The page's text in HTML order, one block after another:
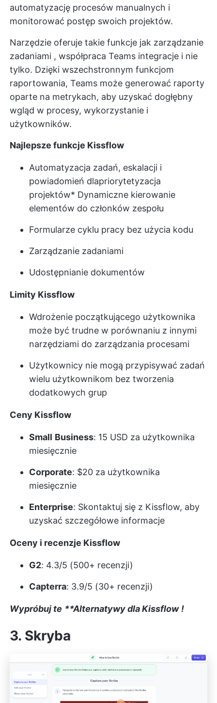
automatyzację procesów manualnych i
monitorować postęp swoich projektów.
Narzędzie oferuje takie funkcje jak zarządzanie
zadaniami , współpraca Teams integracje i nie
tylko. Dzięki wszechstronnym funkcjom
raportowania, Teams może generować raporty
oparte na metrykach, aby uzyskać dogłębny
wgląd w procesy, wykorzystanie i
użytkowników.
Najlepsze funkcje Kissflow
Automatyzacja zadań, eskalacji i
powiadomień dlapriorytetyzacja
projektów* Dynamiczne kierowanie
elementów do członków zespołu
Formularze cyklu pracy bez użycia kodu
Zarządzanie zadaniami
Udostępnianie dokumentów
Limity Kissflow
Wdrożenie początkującego użytkownika
może być trudne w porównaniu z innymi
narzędziami do zarządzania procesami
Użytkownicy nie mogą przypisywać zadań
wielu użytkownikom bez tworzenia
dodatkowych grup
Ceny Kissflow
Small Business: 15 USD za użytkownika
miesięcznie
Corporate: $20 za użytkownika
miesięcznie
Enterprise: Skontaktuj się z Kissflow, aby
uzyskać szczegółowe informacje
Oceny i recenzje Kissflow
G2: 4.3/5 (500+ recenzji)
Capterra: 3.9/5 (30+ recenzji)
Wypróbuj te **Alternatywy dla Kissflow !
3. Skryba